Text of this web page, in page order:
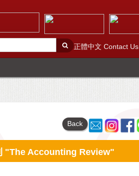
正體中文 Contact Us
Back
"The Accounting Review"